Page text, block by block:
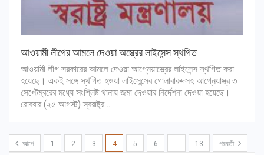
আওয়ামী লীগের আমলে দেওয়া অস্ত্রের লাইসেন্স স্থগিত
আওয়ামী লীগ সরকারের আমলে দেওয়া আগ্নেয়াস্ত্রের লাইসেন্স স্থগিত করা
হয়েছে। একই সঙ্গে স্থগিত হওয়া লাইসেন্সের গোলাবারুদসহ আগ্নেয়াস্ত্র ৩
সেপ্টেম্বরের মধ্যে সংশ্লিষ্ট থানায় জমা দেওয়ার নির্দেশনা দেওয়া হয়েছে।
রোববার (২৫ আগস্ট) স্বরাষ্ট্র…
আগে 1 2 3 4 5 6 … 13 পরবর্তী